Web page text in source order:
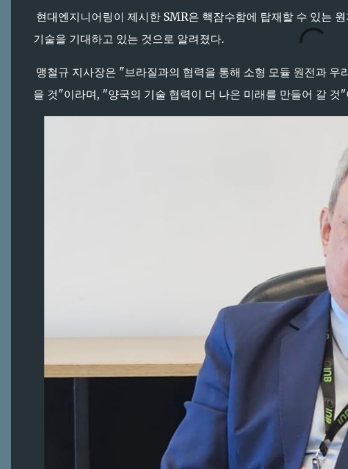
현대엔지니어링이 제시한 SMR은 핵잠수함에 탑재할 수 있는
기술을 기대하고 있는 것으로 알려졌다.
맹철규 지사장은 "브라질과의 협력을 통해 소형 모듈 원전과 우
을 것"이라며, "양국의 기술 협력이 더 나은 미래를 만들어 갈 것